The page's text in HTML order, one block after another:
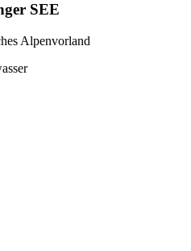
SEE
Alpenvorland